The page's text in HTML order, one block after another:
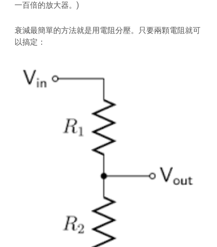
一百倍的放大器。)
衰減最簡單的方法就是用電阻分壓。只要兩顆電阻就可
以搞定：